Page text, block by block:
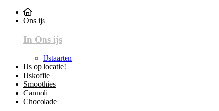
Ons ijs
In Ons ijs
IJstaarten
IJs op locatie!
IJskoffie
Smoothies
Cannoli
Chocolade